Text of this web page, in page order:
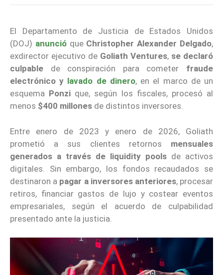
El Departamento de Justicia de Estados Unidos
(DOJ) anunció que Christopher Alexander Delgado,
exdirector ejecutivo de Goliath Ventures, se declaró
culpable de conspiración para cometer fraude
electrónico y lavado de dinero, en el marco de un
esquema Ponzi que, según los fiscales, procesó al
menos $400 millones de distintos inversores.
Entre enero de 2023 y enero de 2026, Goliath
prometió a sus clientes retornos mensuales
generados a través de liquidity pools de activos
digitales. Sin embargo, los fondos recaudados se
destinaron a pagar a inversores anteriores, procesar
retiros, financiar gastos de lujo y costear eventos
empresariales, según el acuerdo de culpabilidad
presentado ante la justicia.